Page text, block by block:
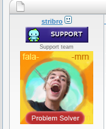
stribro
Support team